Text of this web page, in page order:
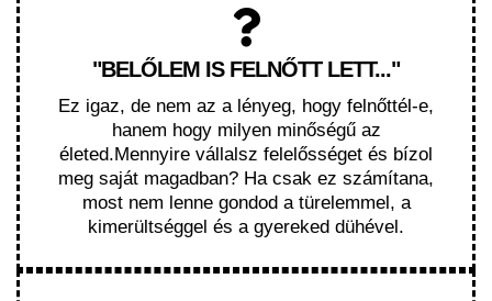
"BELŐLEM IS FELNŐTT LETT..."
Ez igaz, de nem az a lényeg, hogy felnőttél-e,
hanem hogy milyen minőségű az
életed.Mennyire vállalsz felelősséget és bízol
meg saját magadban? Ha csak ez számítana,
most nem lenne gondod a türelemmel, a
kimerültséggel és a gyereked dühével.